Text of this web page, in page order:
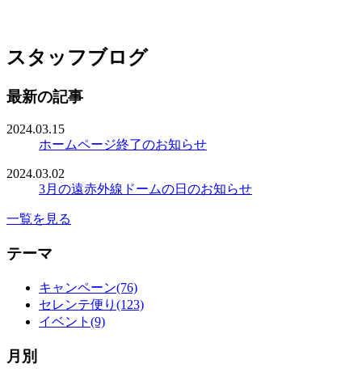
スタッフブログ
最新の記事
2024.03.15
ホームページ終了のお知らせ
2024.03.02
3月の遠赤外線ドームの日のお知らせ
一覧を見る
テーマ
キャンペーン(76)
セレンテ便り(123)
イベント(9)
月別